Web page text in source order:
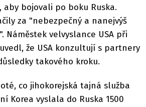
aby bojovali po boku Ruska.
za "nebezpečný a nanejvýš
Náměstek velvyslance USA při
že USA konzultují s partnery
takového kroku.
co jihokorejská tajná služba
Korea vyslala do Ruska 1500